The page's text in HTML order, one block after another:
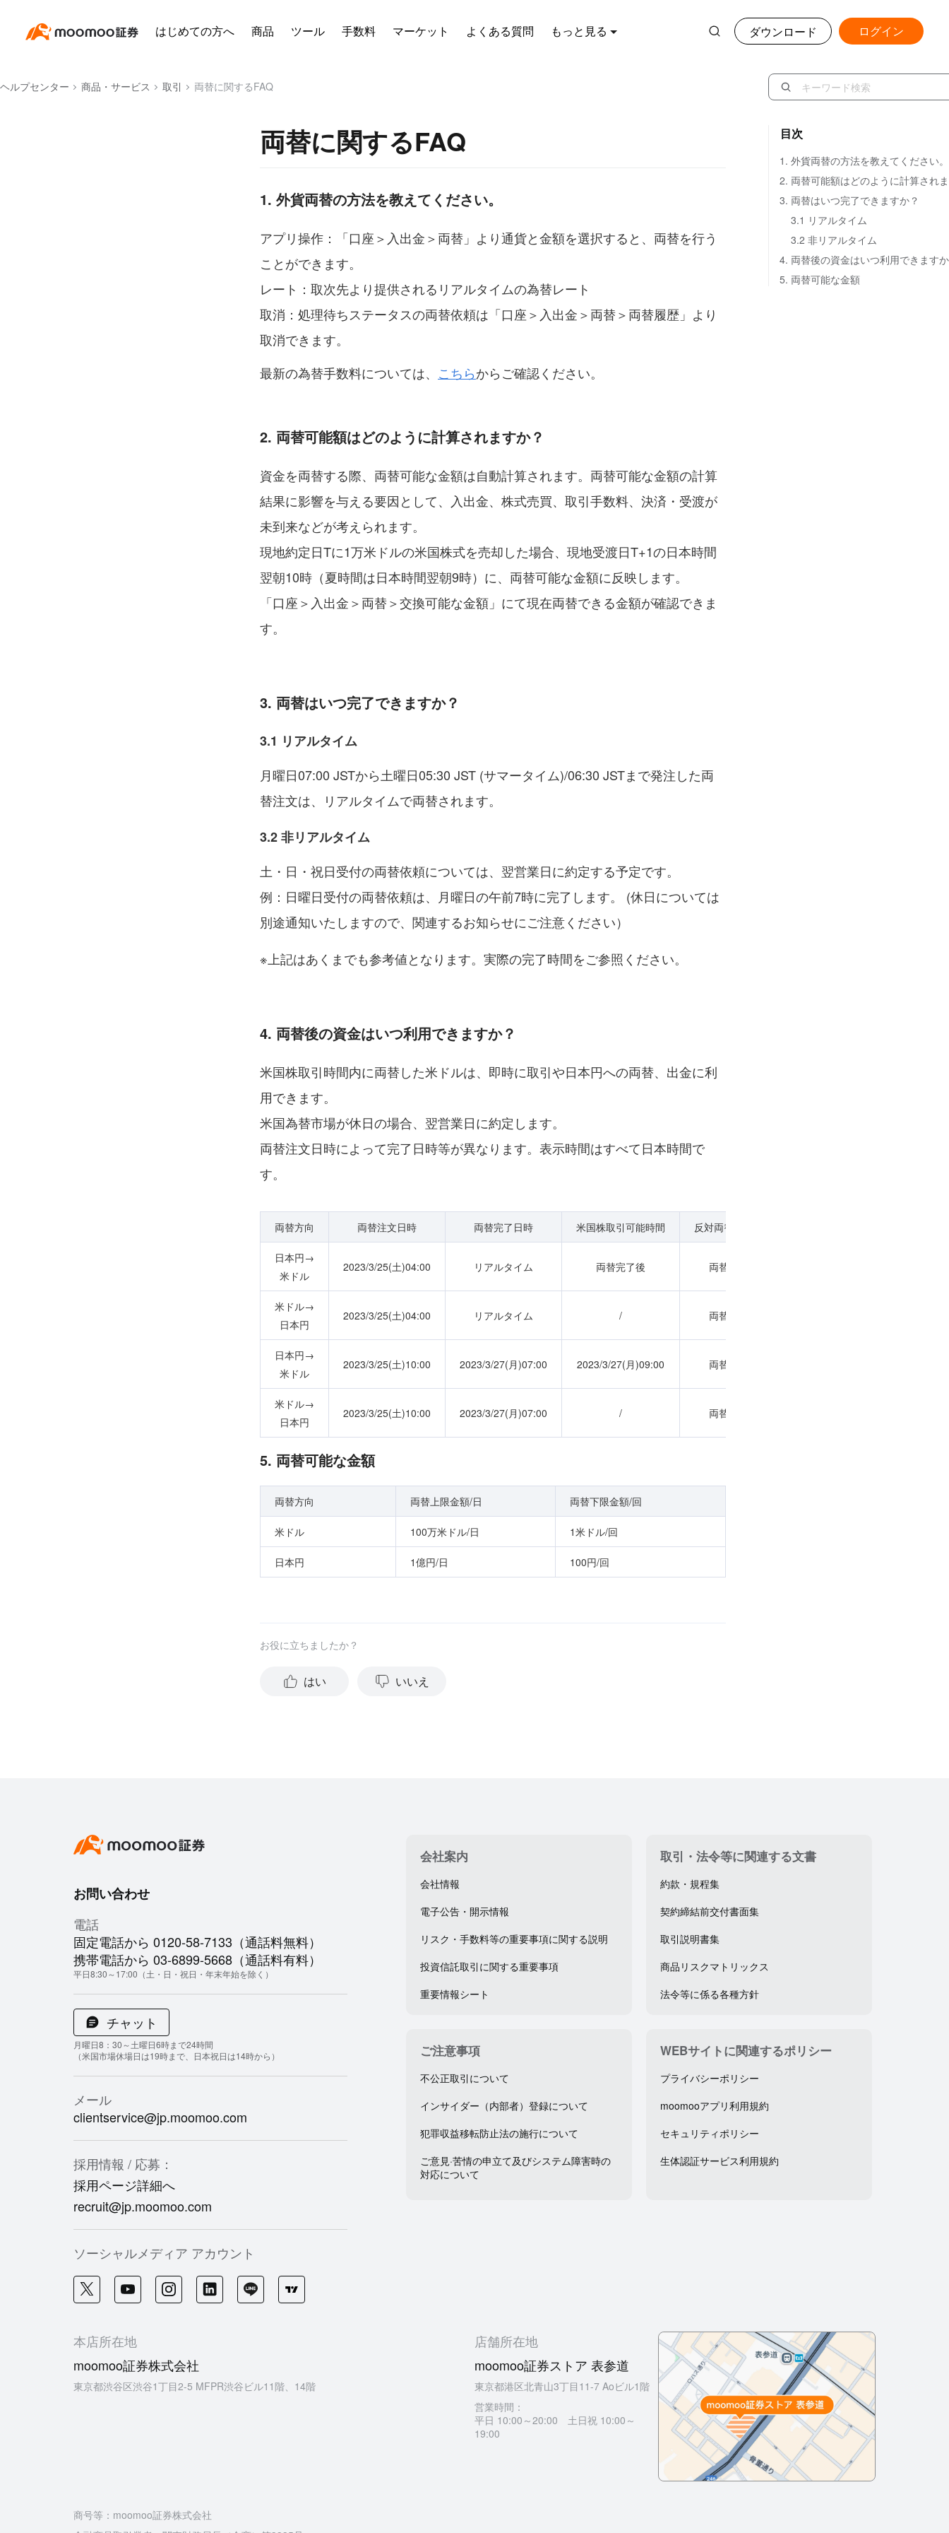
はじめての方へ 商品 ツール 手数料 マーケット よくある質問 もっと見る ダウンロード ログイン
ヘルプセンター 商品・サービス 取引 両替に関するFAQ
両替に関するFAQ
1. 外貨両替の方法を教えてください。
アプリ操作：「口座＞入出金＞両替」より通貨と金額を選択すると、両替を行う
ことができます。
レート：取次先より提供されるリアルタイムの為替レート
取消：処理待ちステータスの両替依頼は「口座＞入出金＞両替＞両替履歴」より
取消できます。
最新の為替手数料については、 こちらからご確認ください。
2. 両替可能額はどのように計算されますか？
資金を両替する際、両替可能な金額は自動計算されます。両替可能な金額の計算
結果に影響を与える要因として、入出金、株式売買、取引手数料、決済・受渡が
未到来などが考えられます。
現地約定日Tに1万米ドルの米国株式を売却した場合、現地受渡日T+1の日本時間
翌朝10時（夏時間は日本時間翌朝9時）に、両替可能な金額に反映します。
「口座＞入出金＞両替＞交換可能な金額」にて現在両替できる金額が確認できま
す。
3. 両替はいつ完了できますか？
3.1 リアルタイム
月曜日07:00 JSTから土曜日05:30 JST (サマータイム)/06:30 JSTまで発注した両
替注文は、リアルタイムで両替されます。
3.2 非リアルタイム
土・日・祝日受付の両替依頼については、翌営業日に約定する予定です。
例：日曜日受付の両替依頼は、月曜日の午前7時に完了します。 (休日については
別途通知いたしますので、関連するお知らせにご注意ください）
※上記はあくまでも参考値となります。実際の完了時間をご参照ください。
4. 両替後の資金はいつ利用できますか？
米国株取引時間内に両替した米ドルは、即時に取引や日本円への両替、出金に利
用できます。
米国為替市場が休日の場合、翌営業日に約定します。
両替注文日時によって完了日時等が異なります。表示時間はすべて日本時間で
す。
両替方向 両替注文日時 両替完了日時 米国株取引可能時間 反対両替可能時間
日本円→
米ドル
2023/3/25(土)04:00 リアルタイム 両替完了後 両替完了後
米ドル→
日本円
2023/3/25(土)04:00 リアルタイム / 両替完了後
日本円→
米ドル
2023/3/25(土)10:00 2023/3/27(月)07:00 2023/3/27(月)09:00 両替完了後
米ドル→
日本円
2023/3/25(土)10:00 2023/3/27(月)07:00 / 両替完了後
5. 両替可能な金額
両替方向 両替上限金額/日 両替下限金額/回
米ドル 100万米ドル/日 1米ドル/回
日本円 1億円/日 100円/回
お役に立ちましたか？
はい いいえ
目次
1. 外貨両替の方法を教えてください。
3. 両替はいつ完了できますか？
3.1 リアルタイム
3.2 非リアルタイム
4. 両替後の資金はいつ利用できます
5. 両替可能な金額
お問い合わせ
電話
固定電話から 0120-58-7133（通話料無料）
携帯電話から 03-6899-5668（通話料有料）
平日8:30～17:00（土・日・祝日・年末年始を除く）
チャット
月曜日8：30～土曜日6時まで24時間
（米国市場休場日は19時まで、日本祝日は14時から）
メール
clientservice@jp.moomoo.com
採用情報 / 応募：
採用ページ詳細へ
recruit@jp.moomoo.com
ソーシャルメディア アカウント
会社案内
会社情報
電子公告・開示情報
リスク・手数料等の重要事項に関する説明
投資信託取引に関する重要事項
重要情報シート
取引・法令等に関連する文書
約款・規程集
契約締結前交付書面集
取引説明書集
商品リスクマトリックス
法令等に係る各種方針
ご注意事項
不公正取引について
インサイダー（内部者）登録について
犯罪収益移転防止法の施行について
ご意見·苦情の申立て及びシステム障害時の
対応について
WEBサイトに関連するポリシー
プライバシーポリシー
moomooアプリ利用規約
セキュリティポリシー
生体認証サービス利用規約
本店所在地
moomoo証券株式会社
東京都渋谷区渋谷1丁目2-5 MFPR渋谷ビル11階、14階
店舗所在地
moomoo証券ストア 表参道
東京都港区北青山3丁目11-7 Aoビル1階
営業時間：
平日 10:00～20:00 土日祝 10:00～
19:00
商号等：moomoo証券株式会社